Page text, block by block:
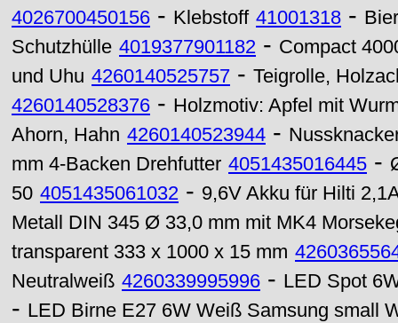
4026700450156 - Klebstoff 41001318 - Bier
Schutzhülle 4019377901182 - Compact
und Uhu 4260140525757 - Teigrolle,
4260140528376 - Holzmotiv: Apfel mit
Ahorn, Hahn 4260140523944 -
mm 4-Backen Drehfutter 4051435016445 -
50 4051435061032 - 9,6V Akku für Hilti
Metall DIN 345 Ø 33,0 mm mit MK4
transparent 333 x 1000 x 15 mm
Neutralweiß 4260339995996 - LED Spot
- LED Birne E27 6W Weiß Samsung small